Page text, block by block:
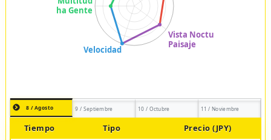
8 / Agosto 9 / Septiembre 10 / Octubre 11 / Noviembre
Tiempo Tipo Precio (JPY)